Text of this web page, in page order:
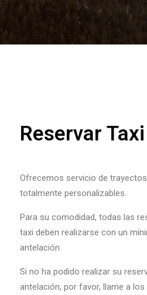
Reservar Taxi
Ofrecemos servicio de
totalmente personalizables.
Para su comodidad, todas las
taxi deben realizarse con un
antelación.
Si no ha podido realizar su
antelación, por favor, llame a